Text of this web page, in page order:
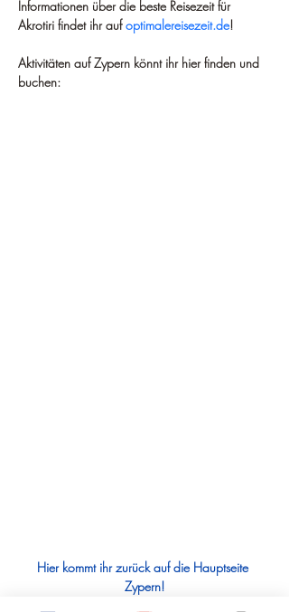
Informationen über die beste Reisezeit für
Akrotiri findet ihr auf optimalereisezeit.de!
Aktivitäten auf Zypern könnt ihr hier finden und
buchen:
Hier kommt ihr zurück auf die Hauptseite
Zypern!